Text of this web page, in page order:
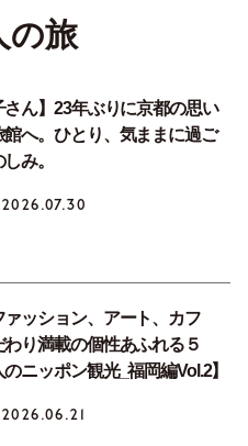
の旅
さん】23年ぶりに京都の思い
館へ。ひとり、気ままに過ご
み。
2026.07.30
ァッション、アート、カフ
り満載の個性あふれる５
ニッポン観光_福岡編Vol.2】
2026.06.21